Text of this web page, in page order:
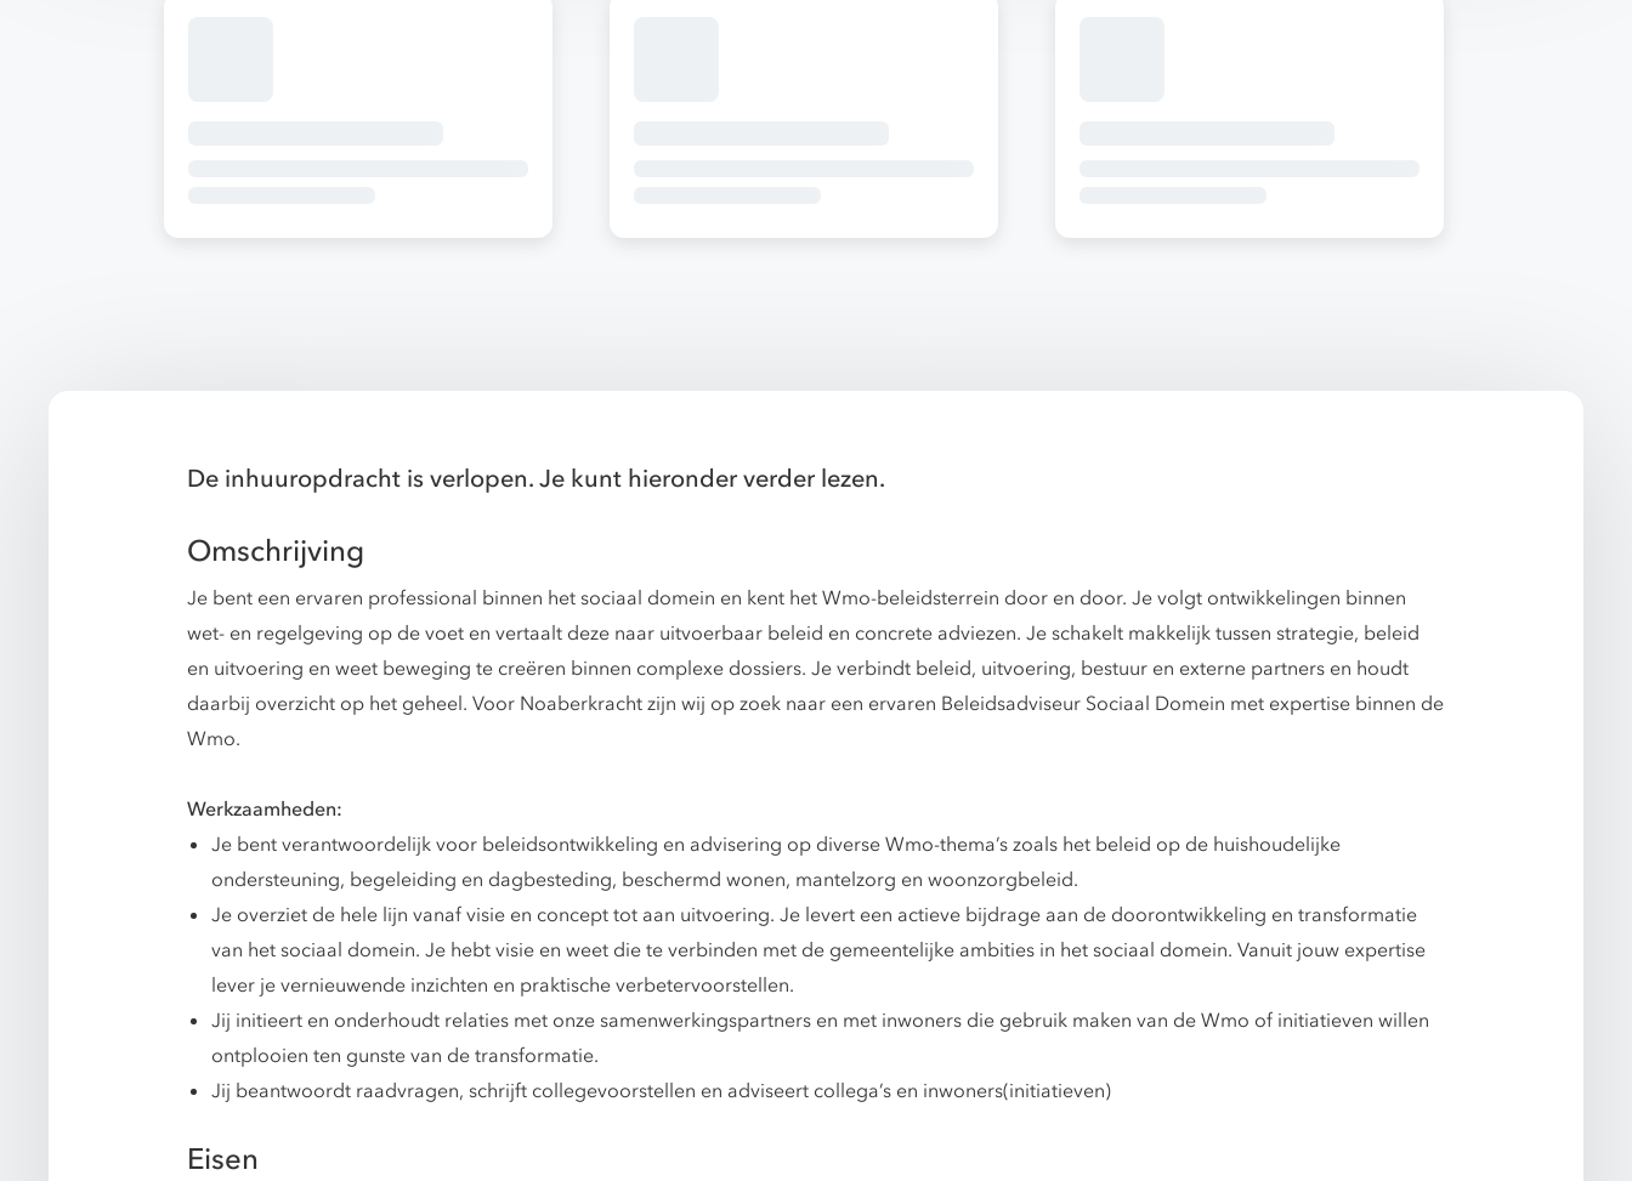
De inhuuropdracht is verlopen. Je kunt hieronder verder lezen.
Omschrijving
Je bent een ervaren professional binnen het sociaal domein en kent het Wmo-beleidsterrein door en door. Je volgt ontwikkelingen binnen
wet- en regelgeving op de voet en vertaalt deze naar uitvoerbaar beleid en concrete adviezen. Je schakelt makkelijk tussen strategie, beleid
en uitvoering en weet beweging te creëren binnen complexe dossiers. Je verbindt beleid, uitvoering, bestuur en externe partners en houdt
daarbij overzicht op het geheel. Voor Noaberkracht zijn wij op zoek naar een ervaren Beleidsadviseur Sociaal Domein met expertise binnen de
Wmo.
Werkzaamheden:
Je bent verantwoordelijk voor beleidsontwikkeling en advisering op diverse Wmo-thema’s zoals het beleid op de huishoudelijke
ondersteuning, begeleiding en dagbesteding, beschermd wonen, mantelzorg en woonzorgbeleid.
Je overziet de hele lijn vanaf visie en concept tot aan uitvoering. Je levert een actieve bijdrage aan de doorontwikkeling en transformatie
van het sociaal domein. Je hebt visie en weet die te verbinden met de gemeentelijke ambities in het sociaal domein. Vanuit jouw expertise
lever je vernieuwende inzichten en praktische verbetervoorstellen.
Jij initieert en onderhoudt relaties met onze samenwerkingspartners en met inwoners die gebruik maken van de Wmo of initiatieven willen
ontplooien ten gunste van de transformatie.
Jij beantwoordt raadvragen, schrijft collegevoorstellen en adviseert collega’s en inwoners(initiatieven)
Eisen